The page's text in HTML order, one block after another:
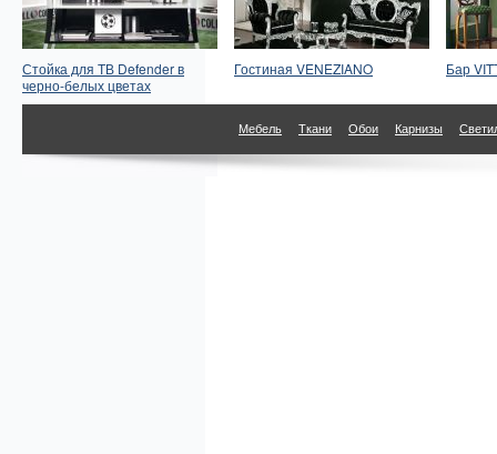
Стойка для ТВ Defender в
черно-белых цветах
Гостиная VENEZIANO Бар
Мебель Ткани Обои Карнизы